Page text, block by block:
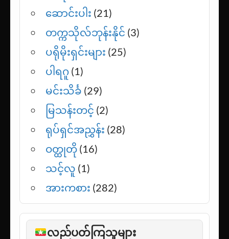
ဆောင်းပါး (21)
တက္ကသိုလ်ဘုန်းနိုင် (3)
ပရိုမိုးရှင်းများ (25)
ပါရဂူ (1)
မင်းသိင်္ခ (29)
မြသန်းတင့် (2)
ရုပ်ရှင်အညွှန်း (28)
ဝတ္ထုတို (16)
သင့်လူ (1)
အားကစား (282)
လည်ပတ်ကြသူများ